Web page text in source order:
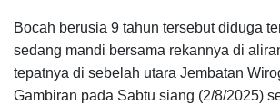
Bocah berusia 9 tahun tersebut diduga
sedang mandi bersama rekannya di
tepatnya di sebelah utara Jembatan
Gambiran pada Sabtu siang (2/8/2025)